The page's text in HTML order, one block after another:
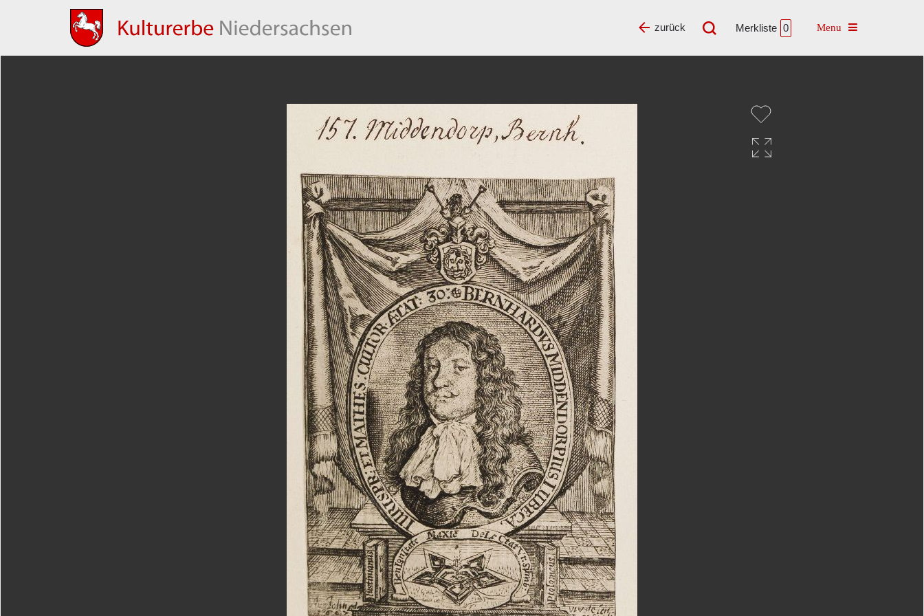
Merkliste 0 Toggle navigation
zurück